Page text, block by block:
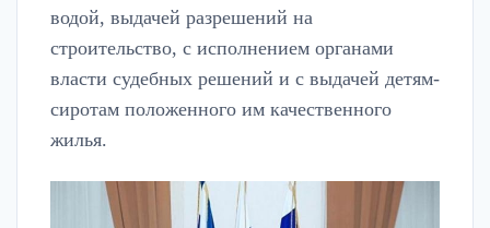
водой, выдачей разрешений на
строительство, с исполнением органами
власти судебных решений и с выдачей детям-
сиротам положенного им качественного
жилья.